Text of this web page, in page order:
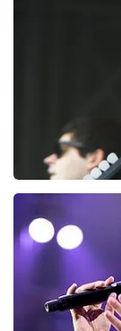
128laatste
BESTEL